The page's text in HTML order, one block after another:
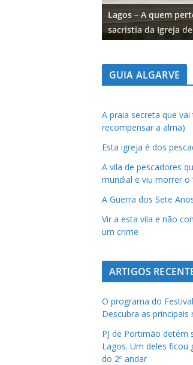
Lagos – A quem
sacristia da Igreja
GUIA ALGARVE
A praia secreta que
recompensar a alma)
Esta igreja é dos
A vila de pescadores
mundial e viu morrer o
A Guerra dos Sete
Vir a esta vila e não
um crime
ARTIGOS
O programa do
Descubra as principais
PJ de Portimão
Lagos. Um deles
do 2º andar